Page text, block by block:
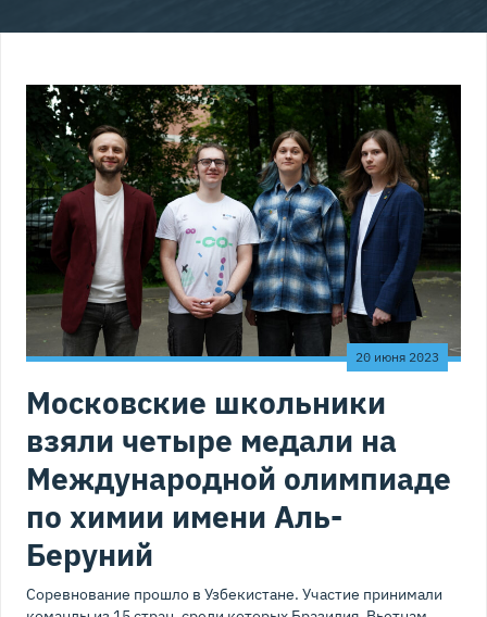
20 июня 2023
Московские школьники
взяли четыре медали на
Международной олимпиаде
по химии имени Аль-
Беруний
Соревнование прошло в Узбекистане. Участие принимали